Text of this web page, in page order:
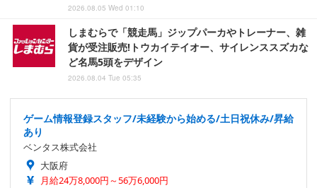
2026.08.05 Wed 01:10
しまむらで「競走馬」ジップパーカやトレーナー、雑
貨が受注販売!トウカイテイオー、サイレンススズカな
ど名馬5頭をデザイン
2026.08.04 Tue 05:35
ゲーム情報登録スタッフ/未経験から始める/土日祝休み/昇給
あり
ベンタス株式会社
大阪府
月給24万8,000円～56万6,000円